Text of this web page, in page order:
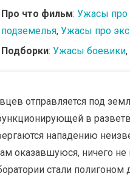
Про что фильм: Ужасы про
подземелья, Ужасы про
Подборки: Ужасы боевики,
отправляется под
в
нападению
оказавшуюся, ничего
стали полигоном